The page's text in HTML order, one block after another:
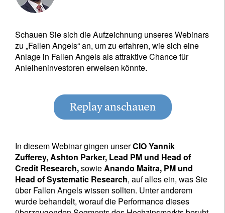
Schauen Sie sich die Aufzeichnung unseres Webinars
zu „Fallen Angels“ an, um zu erfahren, wie sich eine
Anlage in Fallen Angels als attraktive Chance für
Anleiheninvestoren erweisen könnte.
In diesem Webinar gingen unserCIO Yannik
Zufferey, Ashton Parker, Lead PM und Head of
Credit Research,sowieAnando Maitra, PM und
Head of Systematic Research, auf alles ein, was Sie
über Fallen Angels wissen sollten. Unter anderem
wurde behandelt, worauf die Performance dieses